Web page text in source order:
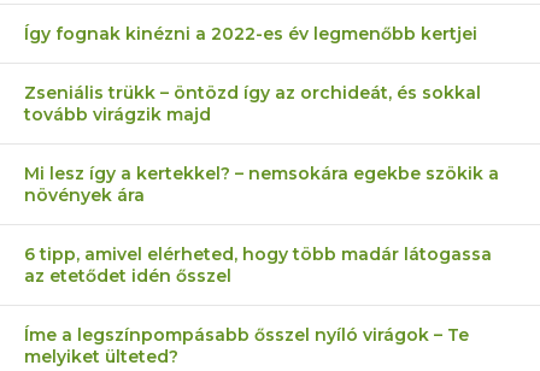
Így fognak kinézni a 2022-es év legmenőbb kertjei
Zseniális trükk – öntözd így az orchideát, és sokkal
tovább virágzik majd
Mi lesz így a kertekkel? – nemsokára egekbe szökik a
növények ára
6 tipp, amivel elérheted, hogy több madár látogassa
az etetődet idén ősszel
Íme a legszínpompásabb ősszel nyíló virágok – Te
melyiket ülteted?